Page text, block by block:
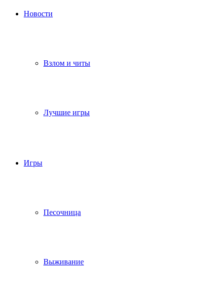
Новости
Взлом и читы
Лучшие игры
Игры
Песочница
Выживание